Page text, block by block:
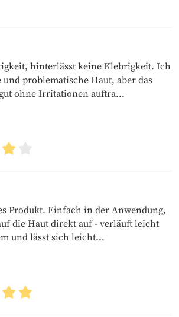
hinterlässt keine Klebrigkeit. Ich
problematische Haut, aber das
ohne Irritationen auftra...
Produkt. Einfach in der Anwendung,
die Haut direkt auf - verläuft leicht
und lässt sich leicht...